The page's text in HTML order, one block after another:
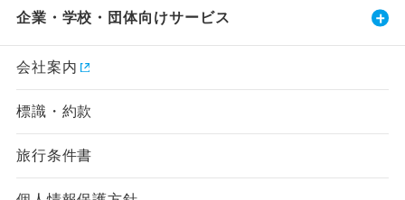
企業・学校・団体向けサービス
会社案内
標識・約款
旅行条件書